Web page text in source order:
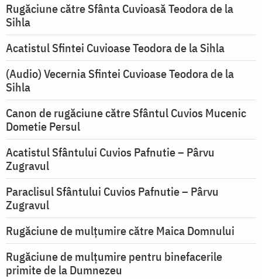
Rugăciune către Sfânta Cuvioasă Teodora de la
Sihla
Acatistul Sfintei Cuvioase Teodora de la Sihla
(Audio) Vecernia Sfintei Cuvioase Teodora de la
Sihla
Canon de rugăciune către Sfântul Cuvios Mucenic
Dometie Persul
Acatistul Sfântului Cuvios Pafnutie – Pârvu
Zugravul
Paraclisul Sfântului Cuvios Pafnutie – Pârvu
Zugravul
Rugăciune de mulţumire către Maica Domnului
Rugăciune de mulțumire pentru binefacerile
primite de la Dumnezeu